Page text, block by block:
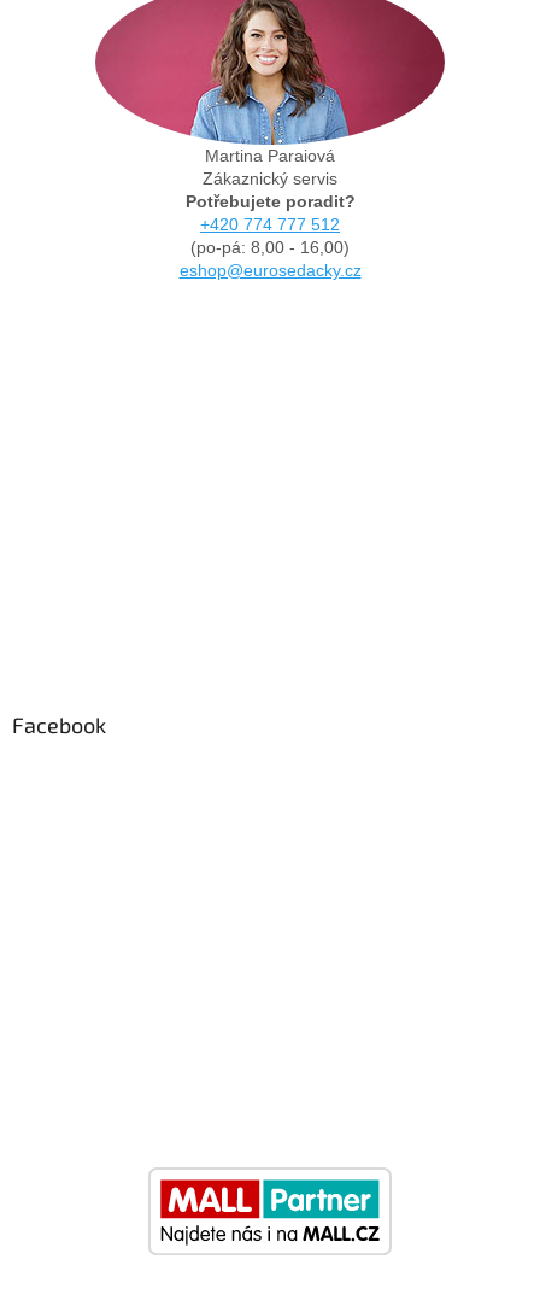
Martina Paraiová
Zákaznický servis
Potřebujete poradit?
+420 774 777 512
(po-pá: 8,00 - 16,00)
eshop@eurosedacky.cz
Facebook